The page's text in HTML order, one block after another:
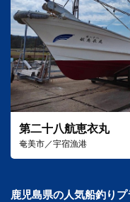
第二十八航恵衣丸
奄美市／宇宿漁港
鹿児島県の人気船釣りプ